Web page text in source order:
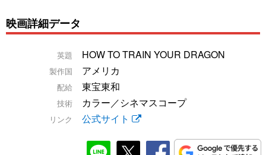
映画詳細データ
英題 HOW TO TRAIN YOUR DRAGON
製作国 アメリカ
配給 東宝東和
技術 カラー／シネマスコープ
リンク 公式サイト